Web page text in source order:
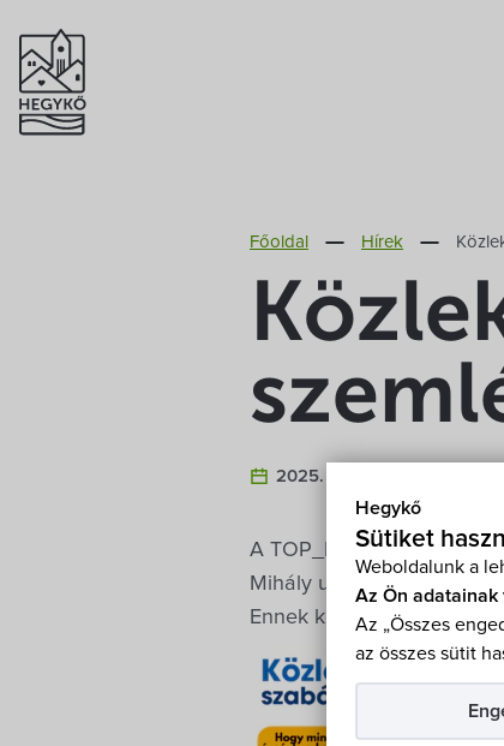
Hegykő
Sütiket
Weboldalunk a
Az Ön adatainak
Az „Összes
az összes sütit
Főoldal Hírek
2025. Február 26.
A TOP_PLUSZ-1.2.1-21-
Mihály utcai parkoló.
Ennek keretében készült